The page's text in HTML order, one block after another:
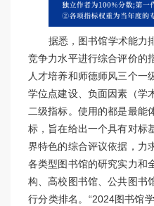
据悉，图书馆学术能力
竞争力水平进行综合评价的
人才培养和师德师风三个一
学位点建设、负面因素（学
二级指标。使用的都是最能
标，旨在给出一个具有对标
界特色的综合评议依据，力
各类型图书馆的研究实力和
构、高校图书馆、公共图书
行分类排名。“2024图书馆